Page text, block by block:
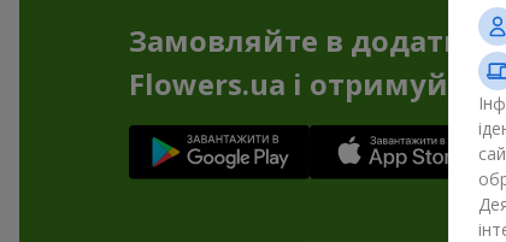
Замовляйте в додатку
Flowers.ua і отримуйте